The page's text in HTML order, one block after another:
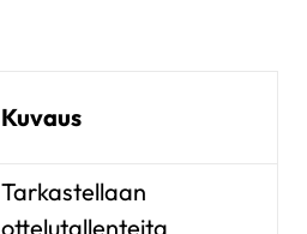
Kuvaus
Tarkastellaan
ottelutallenteita